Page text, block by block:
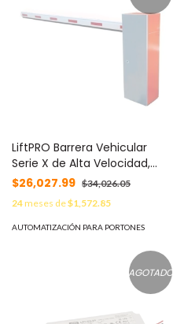
LiftPRO Barrera Vehicular
Serie X de Alta Velocidad,
Incluye Brazo de 5m
Izquierda MOD: LIFTPRO-XL
$26,027.99 $34,026.05
24meses de$1,572.85
AUTOMATIZACIÓN PARA PORTONES
AGOTADO